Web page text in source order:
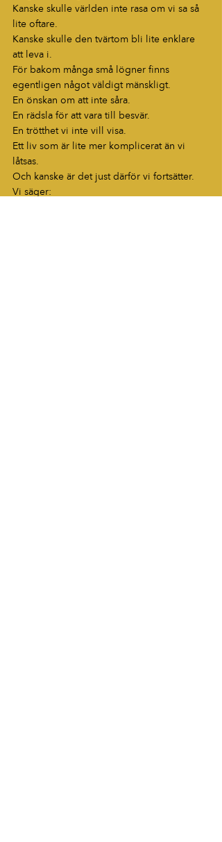
Kanske skulle världen inte rasa om vi sa så
lite oftare.
Kanske skulle den tvärtom bli lite enklare
att leva i.
För bakom många små lögner finns
egentligen något väldigt mänskligt.
En önskan om att inte såra.
En rädsla för att vara till besvär.
En trötthet vi inte vill visa.
Ett liv som är lite mer komplicerat än vi
låtsas.
Och kanske är det just därför vi fortsätter.
Vi säger: